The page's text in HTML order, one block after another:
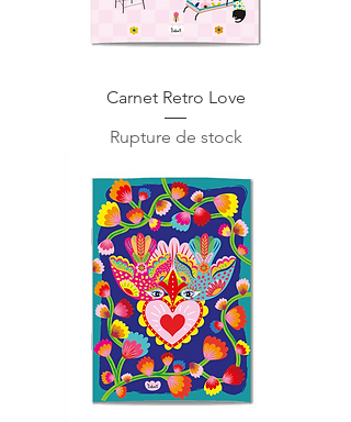
Carnet Retro Love
Rupture de stock